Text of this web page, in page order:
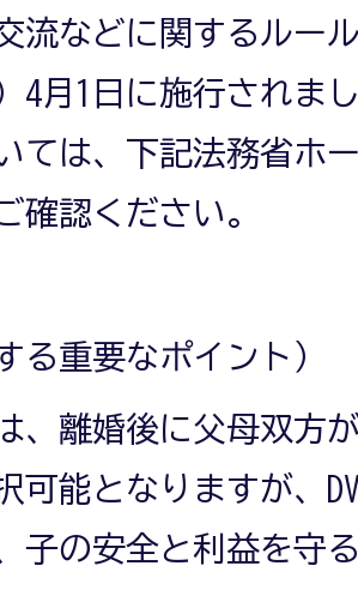
流などに関するルー
）4月1日に施行されま
ては、下記法務省ホ
確認ください。
る重要なポイント）
、離婚後に父母双方
可能となりますが、
子の安全と利益を守